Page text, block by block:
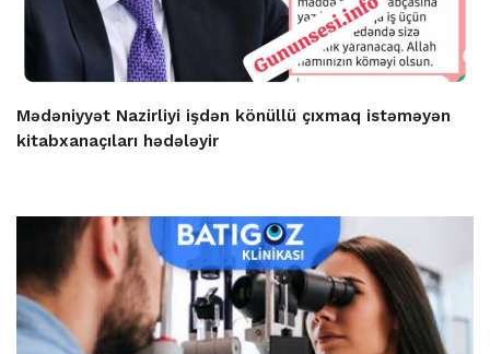
Mədəniyyət Nazirliyi işdən könüllü çıxmaq istəməyən
kitabxanaçıları hədələyir